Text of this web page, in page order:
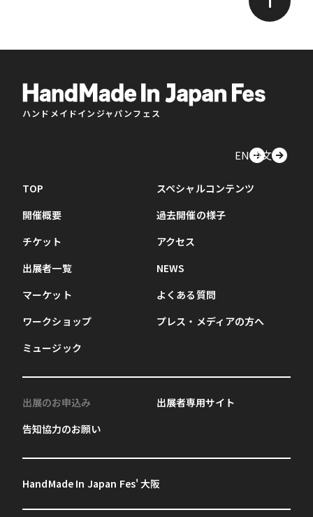
ハンドメイドインジャパンフェス
EN中文
TOP
開催概要
チケット
出展者一覧
マーケット
ワークショップ
ミュージック
スペシャルコンテンツ
過去開催の様子
アクセス
NEWS
よくある質問
プレス・メディアの方へ
出展のお申込み
告知協力のお願い
出展者専用サイト
HandMade In Japan Fes' 大阪